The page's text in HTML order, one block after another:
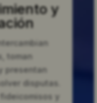
y
toman
presentan
disputas.
y